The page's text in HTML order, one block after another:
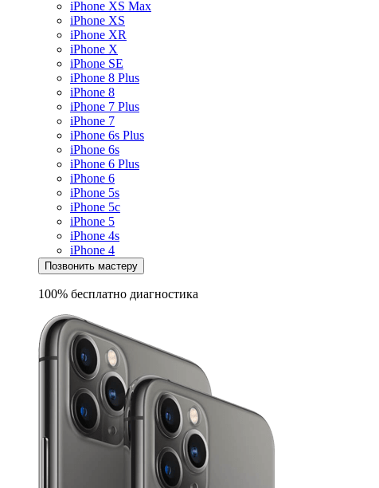
iPhone XS Max
iPhone XS
iPhone XR
iPhone X
iPhone SE
iPhone 8 Plus
iPhone 8
iPhone 7 Plus
iPhone 7
iPhone 6s Plus
iPhone 6s
iPhone 6 Plus
iPhone 6
iPhone 5s
iPhone 5c
iPhone 5
iPhone 4s
iPhone 4
Позвонить мастеру
100% бесплатно диагностика